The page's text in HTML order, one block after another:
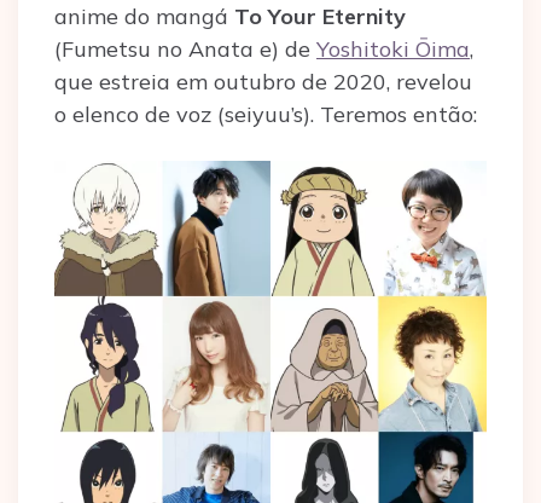
anime do mangá To Your Eternity
(Fumetsu no Anata e) de Yoshitoki Ōima,
que estreia em outubro de 2020, revelou
o elenco de voz (seiyuu’s). Teremos então: